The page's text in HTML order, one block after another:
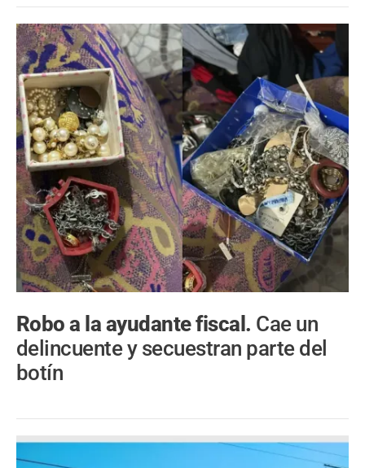
Robo a la ayudante fiscal. Cae un
delincuente y secuestran parte del
botín